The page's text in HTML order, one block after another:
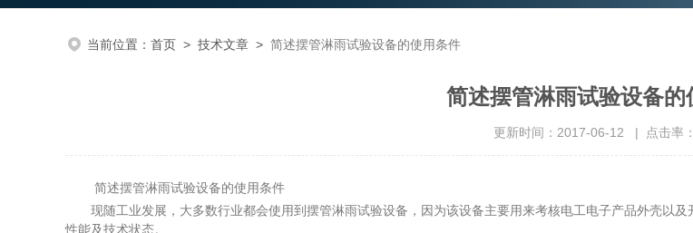
当前位置： 首页 > 技术文章 > 简述摆管淋雨试验设备的使用条件
简述摆管淋雨试验设备的
更新时间：2017-06-12 | 点击率
简述摆管淋雨试验设备的使用条件
现随工业发展，大多数行业都会使用到摆管淋雨试验设备，因为该设备主要用来考核电工电子产品外壳以
性能及技术状态。